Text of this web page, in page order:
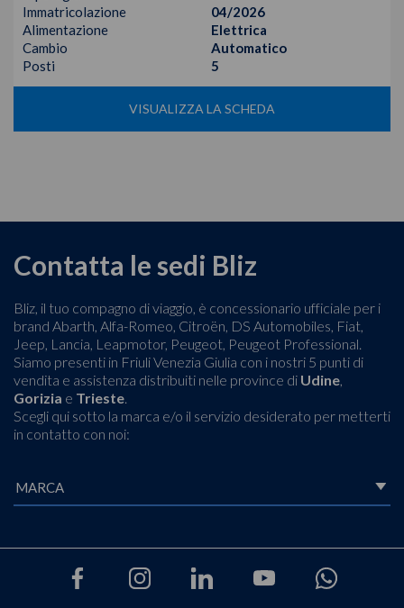
Immatricolazione
04/2026
Alimentazione
Elettrica
Cambio
Automatico
Posti
5
VISUALIZZA LA SCHEDA
Contatta le sedi Bliz
Bliz, il tuo compagno di viaggio, è concessionario ufficiale per i
brand Abarth, Alfa-Romeo, Citroën, DS Automobiles, Fiat,
Jeep, Lancia, Leapmotor, Peugeot, Peugeot Professional.
Siamo presenti in Friuli Venezia Giulia con i nostri 5 punti di
vendita e assistenza distribuiti nelle province di Udine,
Gorizia e Trieste.
Scegli qui sotto la marca e/o il servizio desiderato per metterti
in contatto con noi: